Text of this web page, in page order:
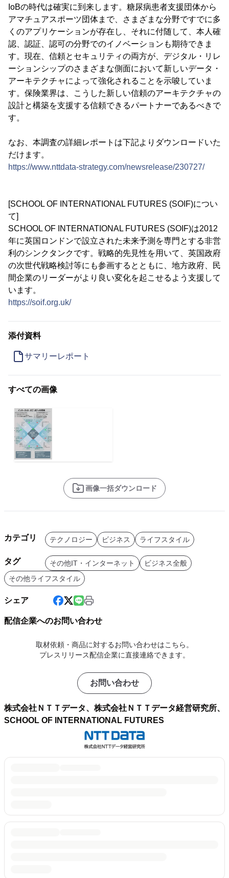
IoBの時代は確実に到来します。糖尿病患者支援団体から
アマチュアスポーツ団体まで、さまざまな分野ですでに多
くのアプリケーションが存在し、それに付随して、本人確
認、認証、認可の分野でのイノベーションも期待できま
す。現在、信頼とセキュリティの両方が、デジタル・リレ
ーションシップのさまざまな側面において新しいデータ・
アーキテクチャによって強化されることを示唆していま
す。保険業界は、こうした新しい信頼のアーキテクチャの
設計と構築を支援する信頼できるパートナーであるべきで
す。
なお、本調査の詳細レポートは下記よりダウンロードいた
だけます。
https://www.nttdata-strategy.com/newsrelease/230727/
[SCHOOL OF INTERNATIONAL FUTURES (SOIF)につい
て]
SCHOOL OF INTERNATIONAL FUTURES (SOIF)は2012
年に英国ロンドンで設立された未来予測を専門とする非営
利のシンクタンクです。戦略的先見性を用いて、英国政府
の次世代戦略検討等にも参画するとともに、地方政府、民
間企業のリーダーがより良い変化を起こせるよう支援して
います。
https://soif.org.uk/
添付資料
サマリーレポート
すべての画像
画像一括ダウンロード
カテゴリ テクノロジー ビジネス ライフスタイル
タグ その他IT・インターネット
ビジネス全般
その他ライフスタイル
シェア
配信企業へのお問い合わせ
取材依頼・商品に対するお問い合わせはこちら。
プレスリリース配信企業に直接連絡できます。
お問い合わせ
株式会社ＮＴＴデータ、株式会社ＮＴＴデータ経営研究所、
SCHOOL OF INTERNATIONAL FUTURES